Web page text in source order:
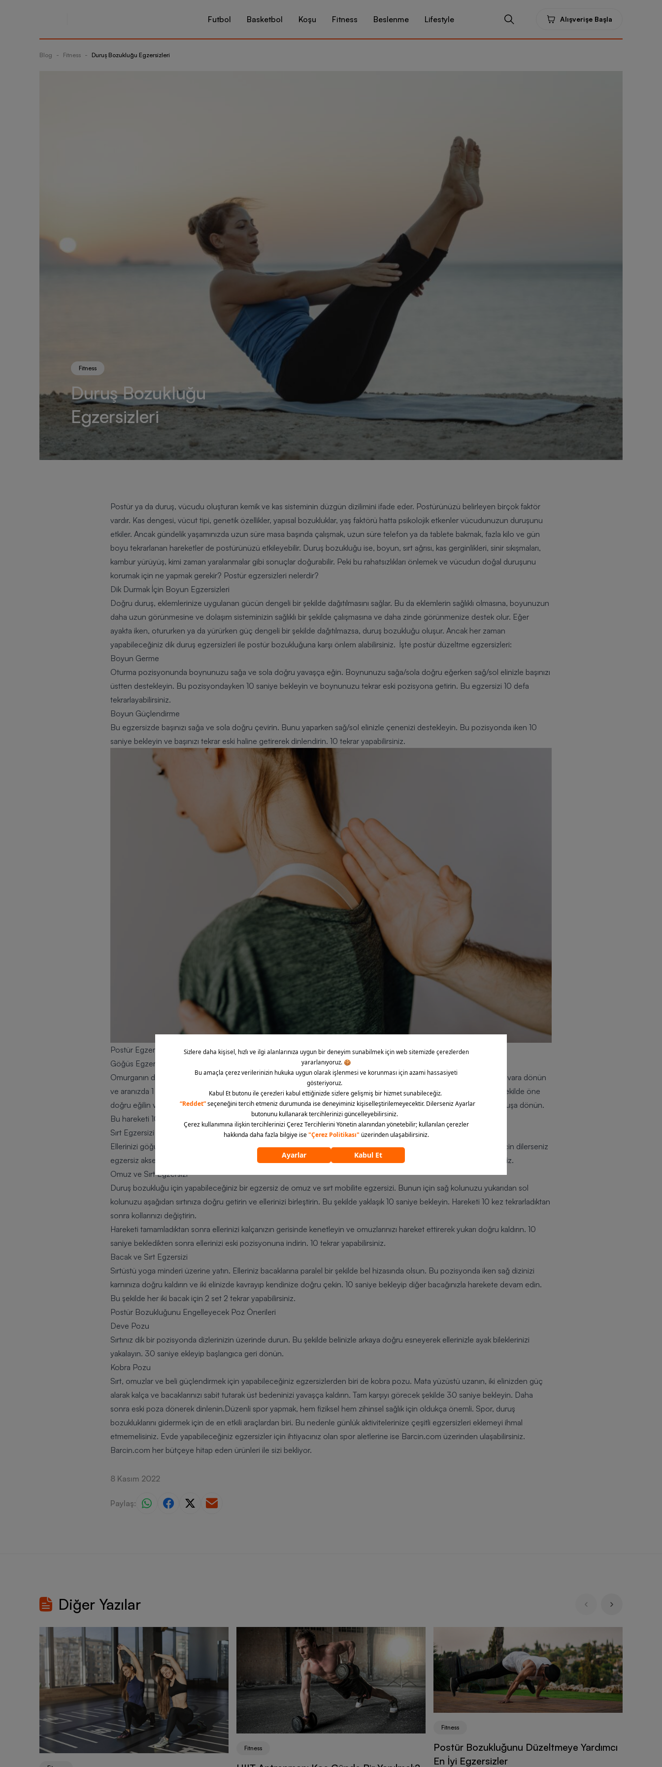
Futbol Basketbol Koşu Fitness Beslenme Lifestyle Alışverişe Başla
Blog - Fitness - Duruş Bozukluğu Egzersizleri
Fitness
Duruş Bozukluğu
Egzersizleri
Postür ya da duruş, vücudu oluşturan kemik ve kas sisteminin düzgün dizilimini ifade eder. Postürünüzü belirleyen birçok faktör
vardır. Kas dengesi, vücut tipi, genetik özellikler, yapısal bozukluklar, yaş faktörü hatta psikolojik etkenler vücudunuzun duruşunu
etkiler. Ancak gündelik yaşamınızda uzun süre masa başında çalışmak, uzun süre telefon ya da tablete bakmak, fazla kilo ve gün
boyu tekrarlanan hareketler de postürünüzü etkileyebilir. Duruş bozukluğu ise, boyun, sırt ağrısı, kas gerginlikleri, sinir sıkışmaları,
kambur yürüyüş, kimi zaman yaralanmalar gibi sonuçlar doğurabilir. Peki bu rahatsızlıkları önlemek ve vücudun doğal duruşunu
korumak için ne yapmak gerekir? Postür egzersizleri nelerdir?
Dik Durmak İçin Boyun Egzersizleri
Doğru duruş, eklemlerinize uygulanan gücün dengeli bir şekilde dağıtılmasını sağlar. Bu da eklemlerin sağlıklı olmasına, boyunuzun
daha uzun görünmesine ve dolaşım sisteminizin sağlıklı bir şekilde çalışmasına ve daha zinde görünmenize destek olur. Eğer
ayakta iken, otururken ya da yürürken güç dengeli bir şekilde dağıtılmazsa, duruş bozukluğu oluşur. Ancak her zaman
yapabileceğiniz dik duruş egzersizleri ile postür bozukluğuna karşı önlem alabilirsiniz. İşte postür düzeltme egzersizleri:
Boyun Germe
Oturma pozisyonunda boynunuzu sağa ve sola doğru yavaşça eğin. Boynunuzu sağa/sola doğru eğerken sağ/sol elinizle başınızı
üstten destekleyin. Bu pozisyondayken 10 saniye bekleyin ve boynunuzu tekrar eski pozisyona getirin. Bu egzersizi 10 defa
tekrarlayabilirsiniz.
Boyun Güçlendirme
Bu egzersizde başınızı sağa ve sola doğru çevirin. Bunu yaparken sağ/sol elinizle çenenizi destekleyin. Bu pozisyonda iken 10
saniye bekleyin ve başınızı tekrar eski haline getirerek dinlendirin. 10 tekrar yapabilirsiniz.
Postür Egzersizleri
Göğüs Egzersizi
Omurganın duruşunu dengelemek için yapabileceğiniz diğer bir egzersiz ise göğüs güçlendirme egzersizi. Düz bir duvara dönün
ve aranızda 1 adım mesafe bırakın. Kollarınızı yukarı kaldırarak dirseklerinizi 90 derecelik bir açıyla duvara dayayın. Bu şekilde öne
doğru eğilin ve omuzların ön kısmında hafif gerilme oluşturacak şekilde bekleyin. 10 saniye bu pozisyonda kalıp ilk duruşa dönün.
Bu hareketi 10 kez yapabilirsiniz. Ayrıca aynı egzersizi duvar yerine zeminde de uygulayabilirsiniz.
Sırt Egzersizi
Ellerinizi göğüs hizasında birleştirin ve sağ elinizle sol elinizi, sol elinizle sağ elinizi tüm gücünüzle çekin. Bu egzersiz için dilerseniz
egzersiz aksesuarları
ve terabant kullanabilirsiniz. Bu pozisyonda 10 saniye bekleyin. Egzersizi 10 kez tekrarlayabilirsiniz.
Omuz ve Sırt Egzersizi
Duruş bozukluğu için yapabileceğiniz bir egzersiz de omuz ve sırt mobilite egzersizi. Bunun için sağ kolunuzu yukarıdan sol
kolunuzu aşağıdan sırtınıza doğru getirin ve ellerinizi birleştirin. Bu şekilde yaklaşık 10 saniye bekleyin. Hareketi 10 kez tekrarladıktan
sonra kollarınızı değiştirin.
Hareketi tamamladıktan sonra ellerinizi kalçanızın gerisinde kenetleyin ve omuzlarınızı hareket ettirerek yukarı doğru kaldırın. 10
saniye bekledikten sonra ellerinizi eski pozisyonuna indirin. 10 tekrar yapabilirsiniz.
Bacak ve Sırt Egzersizi
Sırtüstü yoga minderi üzerine yatın. Elleriniz bacaklarına paralel bir şekilde bel hizasında olsun. Bu pozisyonda iken sağ dizinizi
karnınıza doğru kaldırın ve iki elinizde kavrayıp kendinize doğru çekin. 10 saniye bekleyip diğer bacağınızla harekete devam edin.
Bu şekilde her iki bacak için 2 set 2 tekrar yapabilirsiniz.
Postür Bozukluğunu Engelleyecek Poz Önerileri
Deve Pozu
Sırtınız dik bir pozisyonda dizlerinizin üzerinde durun. Bu şekilde belinizle arkaya doğru esneyerek ellerinizle ayak bileklerinizi
yakalayın. 30 saniye ekleyip başlangıca geri dönün.
Kobra Pozu
Sırt, omuzlar ve beli güçlendirmek için yapabileceğiniz egzersizlerden biri de kobra pozu. Mata yüzüstü uzanın, iki elinizden güç
alarak kalça ve bacaklarınızı sabit tutarak üst bedeninizi yavaşça kaldırın. Tam karşıyı görecek şekilde 30 saniye bekleyin. Daha
sonra eski poza dönerek dinlenin.Düzenli spor yapmak, hem fiziksel hem zihinsel sağlık için oldukça önemli. Spor, duruş
bozukluklarını gidermek için de en etkili araçlardan biri. Bu nedenle günlük aktivitelerinize çeşitli egzersizleri eklemeyi ihmal
etmemelisiniz. Evde yapabileceğiniz egzersizler için ihtiyacınız olan spor aletlerine ise Barcin.com üzerinden ulaşabilirsiniz.
Barcin.com her bütçeye hitap eden ürünleri ile sizi bekliyor.
8 Kasım 2022
Paylaş:
Diğer Yazılar
Fitness
Fitness
Postür Bozukluğunu Düzeltmeye Yardımcı
En İyi Egzersizler